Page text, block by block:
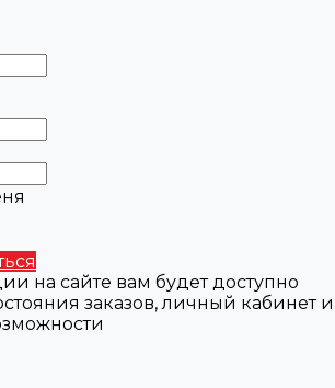
на сайте вам будет доступно
заказов, личный кабинет и